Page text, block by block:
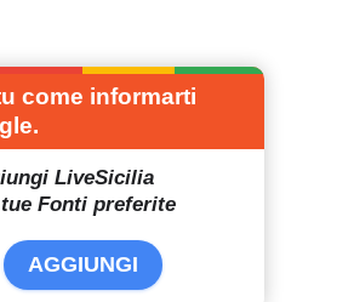
come informarti
LiveSicilia
Fonti preferite
AGGIUNGI